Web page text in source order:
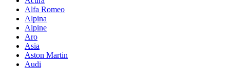
Alfa Romeo
Alpina
Alpine
Aro
Asia
Aston Martin
Audi